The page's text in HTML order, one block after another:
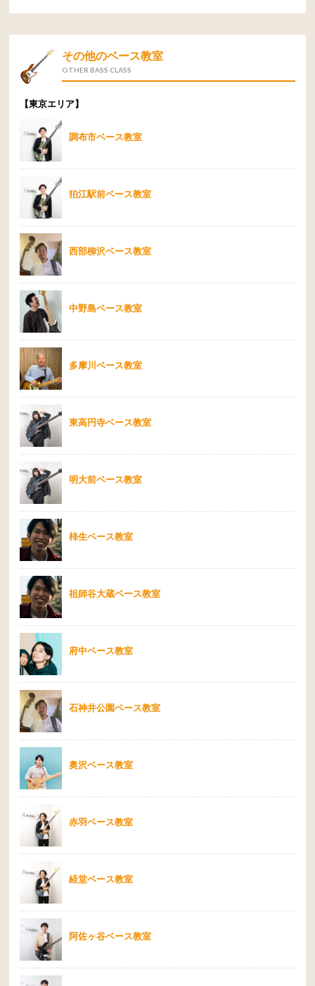
その他のベース教室
OTHER BASS CLASS
【東京エリア】
調布市ベース教室
狛江駅前ベース教室
西部柳沢ベース教室
中野島ベース教室
多摩川ベース教室
東高円寺ベース教室
明大前ベース教室
柿生ベース教室
祖師谷大蔵ベース教室
府中ベース教室
石神井公園ベース教室
奥沢ベース教室
赤羽ベース教室
経堂ベース教室
阿佐ヶ谷ベース教室